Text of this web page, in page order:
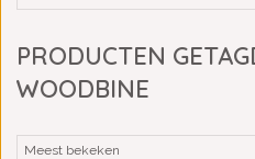
PRODUCTEN
WOODBINE